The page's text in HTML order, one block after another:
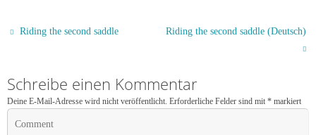
Riding the second saddle Riding the second saddle (Deutsch)
Schreibe einen Kommentar
Deine E-Mail-Adresse wird nicht veröffentlicht. Erforderliche Felder sind mit * markiert